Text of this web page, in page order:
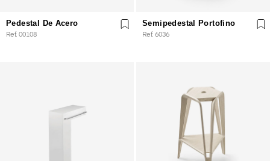
Pedestal De Acero
Ref. 00108
Semipedestal Portofino
Ref. 6036